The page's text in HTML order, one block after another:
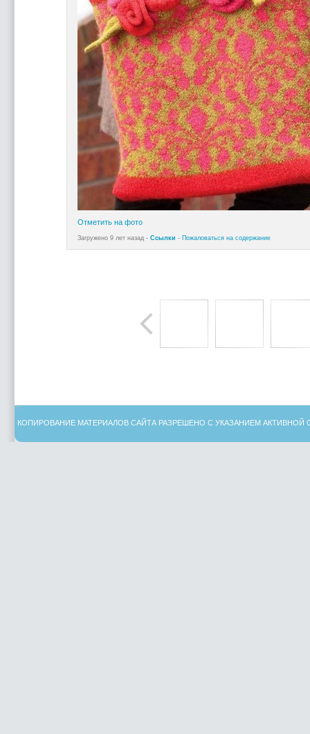
Отметить на фото
Загружено 9 лет назад - Ссылки - Пожаловаться на содержание
КОПИРОВАНИЕ МАТЕРИАЛОВ САЙТА РАЗРЕШЕНО С УКАЗАНИЕМ АКТИВНОЙ